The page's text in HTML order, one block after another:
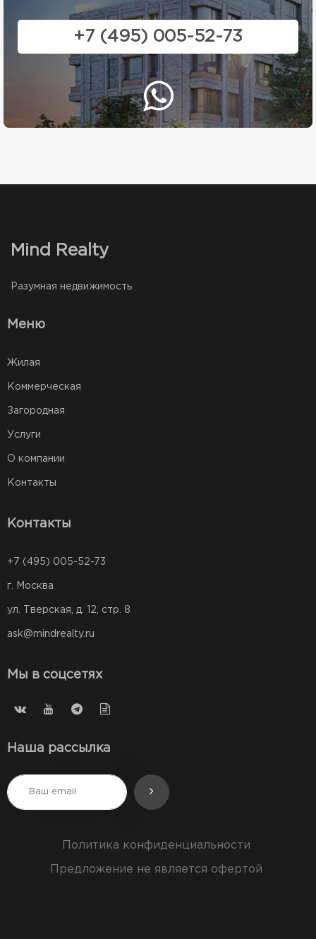
+7 (495) 005-52-73
Mind Realty
Разумная недвижимость
Меню
Жилая
Коммерческая
Загородная
Услуги
О компании
Контакты
Контакты
+7 (495) 005-52-73
г. Москва
ул. Тверская, д. 12, стр. 8
ask@mindrealty.ru
Мы в соцсетях
Наша рассылка
Политика конфиденциальности
Предложение не является офертой